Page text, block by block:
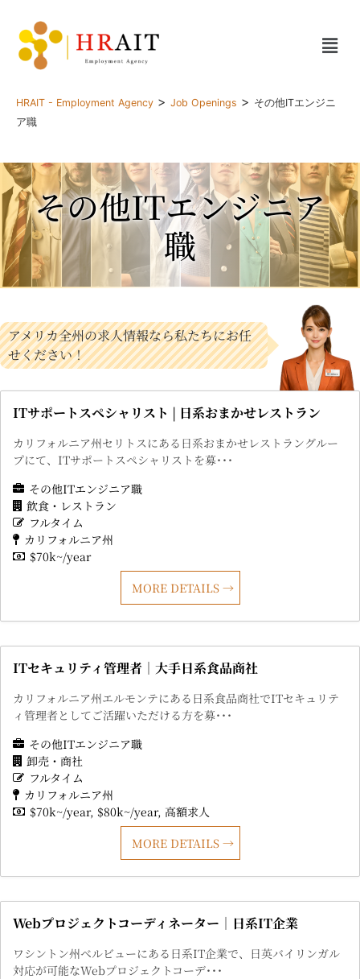
HRAIT - Employment Agency > Job Openings > その他ITエンジニ
ア職
その他ITエンジニア
職
アメリカ全州の求人情報なら私たちにお任
せください！
ITサポートスペシャリスト | 日系おまかせレストラン
カリフォルニア州セリトスにある日系おまかせレストラングルー
プにて、ITサポートスペシャリストを募･･･
その他ITエンジニア職
飲食・レストラン
フルタイム
カリフォルニア州
$70k~/year
MORE DETAILS
ITセキュリティ管理者｜大手日系食品商社
カリフォルニア州エルモンテにある日系食品商社でITセキュリテ
ィ管理者としてご活躍いただける方を募･･･
その他ITエンジニア職
卸売・商社
フルタイム
カリフォルニア州
$70k~/year $80k~/year 高額求人
MORE DETAILS
Webプロジェクトコーディネーター｜日系IT企業
ワシントン州ベルビューにある日系IT企業で、日英バイリンガル
対応が可能なWebプロジェクトコーデ･･･